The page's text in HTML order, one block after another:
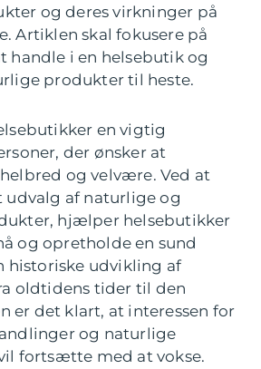
og deres virkninger på
Artiklen skal fokusere på
handle i en helsebutik og
produkter til heste.
en vigtig
der ønsker at
og velvære. Ved at
af naturlige og
hjælper helsebutikker
og opretholde en sund
historiske udvikling af
oldtidens tider til den
er det klart, at interessen for
og naturlige
fortsætte med at vokse.